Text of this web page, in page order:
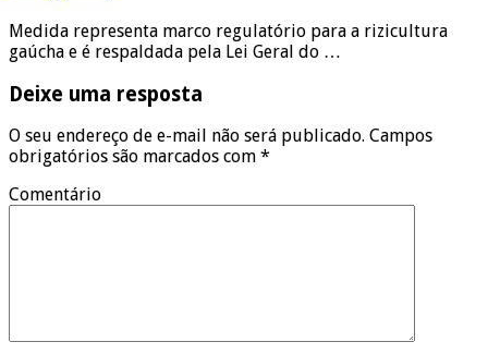
Medida representa marco regulatório para a rizicultura
gaúcha e é respaldada pela Lei Geral do …
Deixe uma resposta
O seu endereço de e-mail não será publicado. Campos
obrigatórios são marcados com *
Comentário